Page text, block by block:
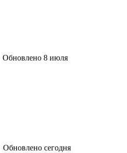
Обновлено 8 июля
Обновлено сегодня